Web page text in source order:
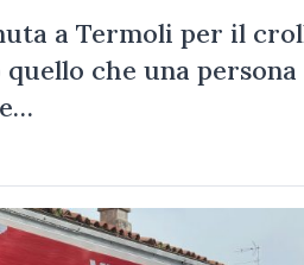
a Termoli per il
che una